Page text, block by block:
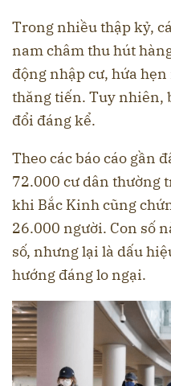
Trong nhiều thập kỷ,
nam châm thu hút
động nhập cư, hứa
thăng tiến. Tuy nhiên,
đổi đáng kể.
Theo các báo cáo gần
72.000 cư dân thường
khi Bắc Kinh cũng
26.000 người. Con số
số, nhưng lại là dấu
hướng đáng lo ngại.